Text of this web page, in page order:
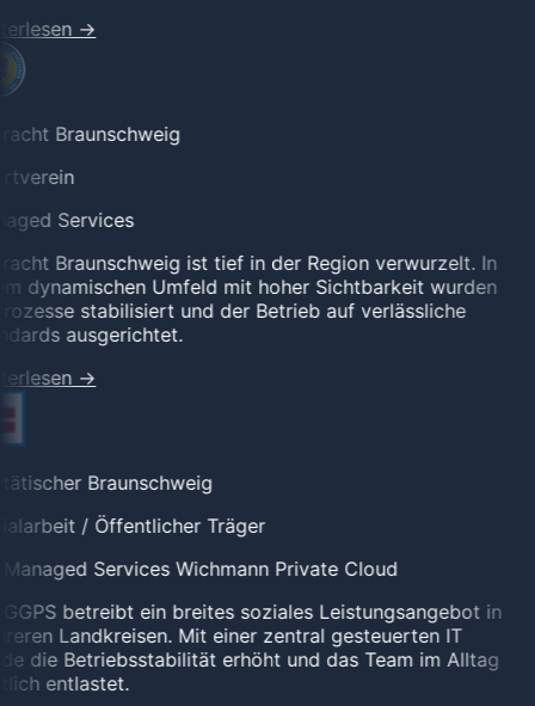
→
Braunschweig
Services
Braunschweig ist tief in der Region verwurzelt. In
dynamischen Umfeld mit hoher Sichtbarkeit wurden
stabilisiert und der Betrieb auf verlässliche
ausgerichtet.
→
Braunschweig
/ Öffentlicher Träger
ServicesWichmann Private Cloud
betreibt ein breites soziales Leistungsangebot in
Landkreisen. Mit einer zentral gesteuerten IT
die Betriebsstabilität erhöht und das Team im Alltag
entlastet.